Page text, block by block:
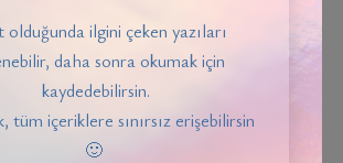
Destekleyen
Yardımcı Olanlar:
olduğunda ilgini çeken yazıları
daha sonra okumak için
kaydedebilirsin.
tüm içeriklere sınırsız erişebilirsin
🙂